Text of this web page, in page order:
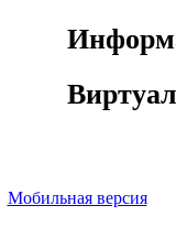
Мобильная версия